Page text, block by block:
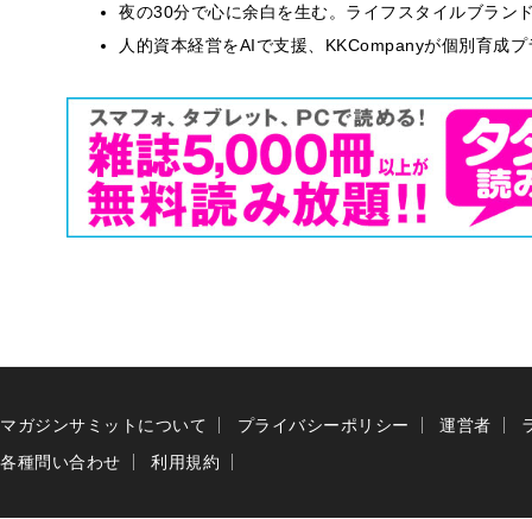
夜の30分で心に余白を生む。ライフスタイルブラン
人的資本経営をAIで支援、KKCompanyが個別育成
マガジンサミットについて プライバシーポリシー 運営者
各種問い合わせ
利用規約